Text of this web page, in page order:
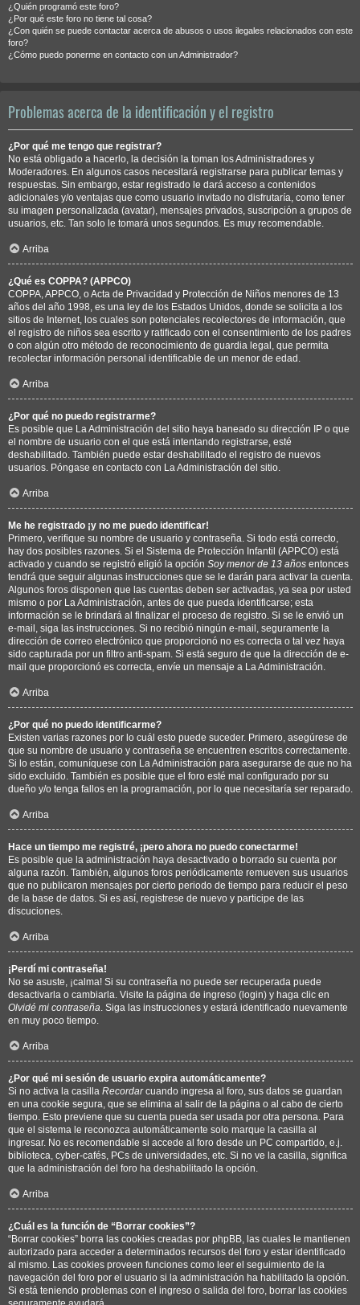
¿Quién programó este foro?
¿Por qué este foro no tiene tal cosa?
¿Con quién se puede contactar acerca de abusos o usos ilegales relacionados con este
foro?
¿Cómo puedo ponerme en contacto con un Administrador?
Problemas acerca de la identificación y el registro
¿Por qué me tengo que registrar?
No está obligado a hacerlo, la decisión la toman los Administradores y
Moderadores. En algunos casos necesitará registrarse para publicar temas y
respuestas. Sin embargo, estar registrado le dará acceso a contenidos
adicionales y/o ventajas que como usuario invitado no disfrutaría, como tener
su imagen personalizada (avatar), mensajes privados, suscripción a grupos de
usuarios, etc. Tan solo le tomará unos segundos. Es muy recomendable.
Arriba
¿Qué es COPPA? (APPCO)
COPPA, APPCO, o Acta de Privacidad y Protección de Niños menores de 13
años del año 1998, es una ley de los Estados Unidos, donde se solicita a los
sitios de Internet, los cuales son potenciales recolectores de información, que
el registro de niños sea escrito y ratificado con el consentimiento de los padres
o con algún otro método de reconocimiento de guardia legal, que permita
recolectar información personal identificable de un menor de edad.
Arriba
¿Por qué no puedo registrarme?
Es posible que La Administración del sitio haya baneado su dirección IP o que
el nombre de usuario con el que está intentando registrarse, esté
deshabilitado. También puede estar deshabilitado el registro de nuevos
usuarios. Póngase en contacto con La Administración del sitio.
Arriba
Me he registrado ¡y no me puedo identificar!
Primero, verifique su nombre de usuario y contraseña. Si todo está correcto,
hay dos posibles razones. Si el Sistema de Protección Infantil (APPCO) está
activado y cuando se registró eligió la opción Soy menor de 13 años entonces
tendrá que seguir algunas instrucciones que se le darán para activar la cuenta.
Algunos foros disponen que las cuentas deben ser activadas, ya sea por usted
mismo o por La Administración, antes de que pueda identificarse; esta
información se le brindará al finalizar el proceso de registro. Si se le envió un
e-mail, siga las instrucciones. Si no recibió ningún e-mail, seguramente la
dirección de correo electrónico que proporcionó no es correcta o tal vez haya
sido capturada por un filtro anti-spam. Si está seguro de que la dirección de e-
mail que proporcionó es correcta, envíe un mensaje a La Administración.
Arriba
¿Por qué no puedo identificarme?
Existen varias razones por lo cuál esto puede suceder. Primero, asegúrese de
que su nombre de usuario y contraseña se encuentren escritos correctamente.
Si lo están, comuníquese con La Administración para asegurarse de que no ha
sido excluido. También es posible que el foro esté mal configurado por su
dueño y/o tenga fallos en la programación, por lo que necesitaría ser reparado.
Arriba
Hace un tiempo me registré, ¡pero ahora no puedo conectarme!
Es posible que la administración haya desactivado o borrado su cuenta por
alguna razón. También, algunos foros periódicamente remueven sus usuarios
que no publicaron mensajes por cierto periodo de tiempo para reducir el peso
de la base de datos. Si es así, registrese de nuevo y participe de las
discuciones.
Arriba
¡Perdí mi contraseña!
No se asuste, ¡calma! Si su contraseña no puede ser recuperada puede
desactivarla o cambiarla. Visite la página de ingreso (login) y haga clic en
Olvidé mi contraseña . Siga las instrucciones y estará identificado nuevamente
en muy poco tiempo.
Arriba
¿Por qué mi sesión de usuario expira automáticamente?
Si no activa la casilla Recordarcuando ingresa al foro, sus datos se guardan
en una cookie segura, que se elimina al salir de la página o al cabo de cierto
tiempo. Esto previene que su cuenta pueda ser usada por otra persona. Para
que el sistema le reconozca automáticamente solo marque la casilla al
ingresar. No es recomendable si accede al foro desde un PC compartido, e.j.
biblioteca, cyber-cafés, PCs de universidades, etc. Si no ve la casilla, significa
que la administración del foro ha deshabilitado la opción.
Arriba
¿Cuál es la función de “Borrar cookies”?
“Borrar cookies” borra las cookies creadas por phpBB, las cuales le mantienen
autorizado para acceder a determinados recursos del foro y estar identificado
al mismo. Las cookies proveen funciones como leer el seguimiento de la
navegación del foro por el usuario si la administración ha habilitado la opción.
Si está teniendo problemas con el ingreso o salida del foro, borrar las cookies